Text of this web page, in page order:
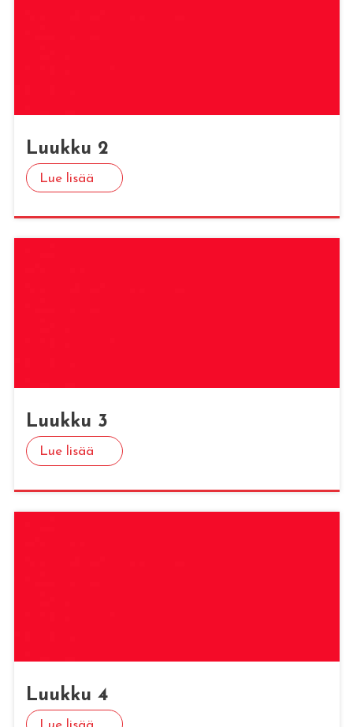
Luuk­ku 2
Lue lisää
Luuk­ku 3
Lue lisää
Luuk­ku 4